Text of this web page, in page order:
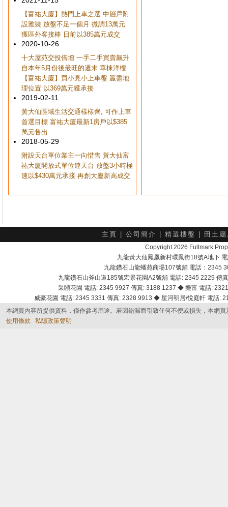
【富祐大廈】熱門上車之選 中層戶附
設雅裝 放盤不足一個月 微調13萬元
獲區外客接棒 日前以385萬元成交
2020-10-26
十大屋苑交投倍增 一手二手買賣飆升
自本年5月份後最旺的週末 單棟洋樓
【富祐大廈】買小見小上車盤 贏盡地
理位置 以369萬元獲承接
2019-02-11
黃大仙區域生活交通樣樣齊, 可作上車
首選目標 富祐大廈最新1房戶以$385
萬元售出
2018-05-29
附設天台單位業主一向惜售 黃大仙富
祐大廈開放式單位連天台 放盤3小時極
速以$430萬元承接 再創大廈新高成交
主頁 公司簡介 精選樓盤 田土
Copyright 2026 Fullmark
九龍黃大仙鳳凰新村環鳳街18號A地下
九龍鑽石山龍蟠苑商場107號舖 電話：2345
九龍鑽石山斧山道185號宏景花園A2號舖 電話: 2345 2229
采頣花園 電話: 2345 9927 傳真: 3188 1237 ◆ 樂富 電話:
威豪花園 電話: 2345 3331 傳真: 2328 9913 ◆ 星河明居/悅庭軒 電話
本網頁內容所提供資料，僅作參考用途。若因錯漏而引致任何不便或損失，本網
使用條款
私隱政策聲明